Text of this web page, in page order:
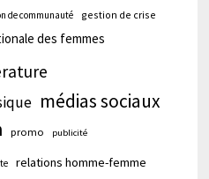
de communauté gestion de crise
des femmes
médias sociaux
promo publicité
relations homme-femme